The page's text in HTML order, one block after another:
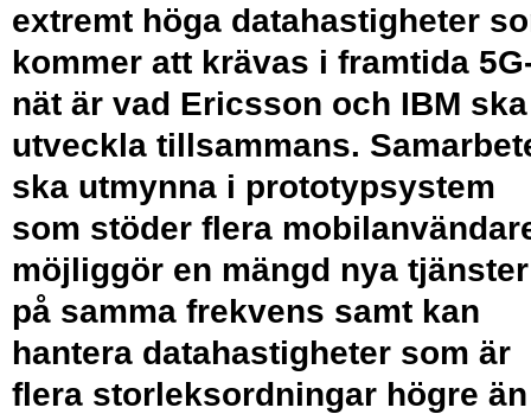
extremt höga datahastigheter
kommer att krävas i framtida
nät är vad Ericsson och IBM ska
utveckla tillsammans.
ska utmynna i prototypsystem
som stöder flera
möjliggör en mängd nya tjänster
på samma frekvens samt kan
hantera datahastigheter som är
flera storleksordningar högre än